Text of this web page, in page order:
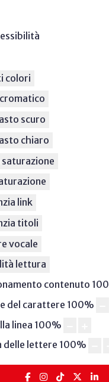
colori
scuro
chiaro
saturazione
link
titoli
vocale
lettura
contenuto 100
del carattere 100%
linea 100%
delle lettere 100%